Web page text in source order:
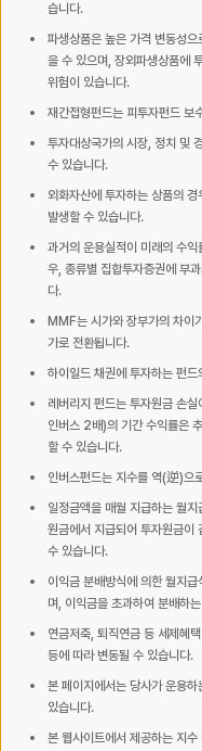
습니다.
파생상품은 높은 가격 변동성
을 수 있으며, 장외파생상품에
위험이 있습니다.
재간접형펀드는 피투자펀드 보
투자대상국가의 시장, 정치 및
수 있습니다.
외화자산에 투자하는 상품의 경
발생할 수 있습니다.
과거의 운용실적이 미래의 수
우, 종류별 집합투자증권에 부
다.
MMF는 시가와 장부가의 차이
가로 전환됩니다.
하이일드 채권에 투자하는 펀
레버리지 펀드는 투자원금 손
인버스 2배)의 기간 수익률은
할 수 있습니다.
인버스펀드는 지수를 역(逆)으
일정금액을 매월 지급하는 월
원금에서 지급되어 투자원금이
수 있습니다.
이익금 분배방식에 의한 월지
며, 이익금을 초과하여 분배하
연금저축, 퇴직연금 등 세제혜
등에 따라 변동될 수 있습니다.
본 페이지에서는 당사가 운용
있습니다.
본 웹사이트에서 제공하는 지